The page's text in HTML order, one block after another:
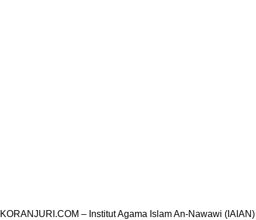
KORANJURI.COM – Institut Agama Islam An-Nawawi